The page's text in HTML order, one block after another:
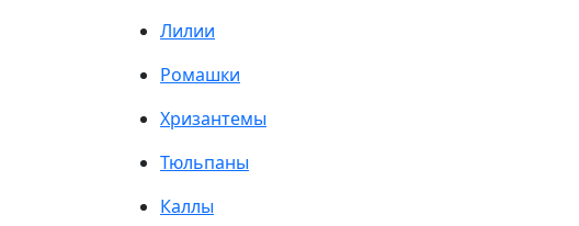
Лилии
Ромашки
Хризантемы
Тюльпаны
Каллы